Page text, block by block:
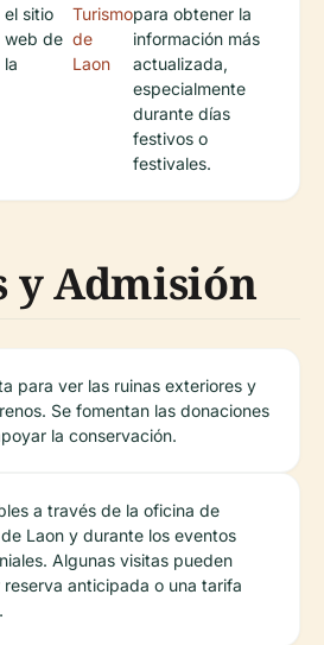
el sitio
web de
la
Turismo
de
Laon
para obtener la
información más
actualizada,
especialmente
durante días
festivos o
festivales.
y Admisión
para ver las ruinas exteriores y
Se fomentan las donaciones
la conservación.
a través de la oficina de
Laon y durante los eventos
Algunas visitas pueden
reserva anticipada o una tarifa